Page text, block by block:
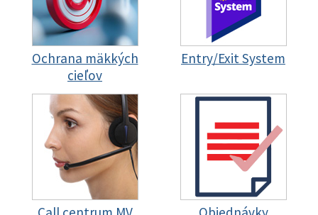
Ochrana mäkkých
cieľov
Entry/Exit System